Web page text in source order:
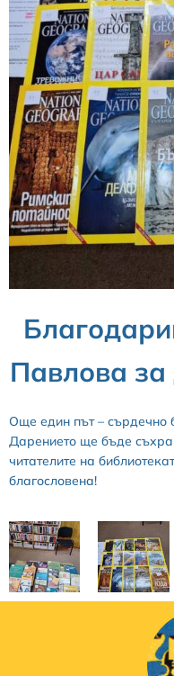
Павлова за
Още един път – сърдечно
Дарението ще бъде
читателите на
благословена!